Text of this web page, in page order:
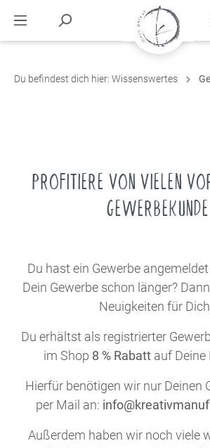
Du befindest dich hier: Wissenswertes
PROFITIERE VON VIELEN
GEWERBEKUNDE
Du hast ein Gewerbe
Dein Gewerbe schon länger?
Neuigkeiten für
Du erhältst als registrierter
im Shop 8 % Rabatt auf Deine
Hierfür benötigen wir nur Deinen
per Mail an:
Außerdem haben wir noch viele